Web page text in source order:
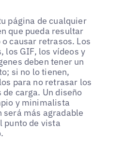
página de cualquier
que pueda resultar
causar retrasos. Los
los GIF, los vídeos y
deben tener un
si no lo tienen,
para no retrasar los
carga. Un diseño
y minimalista
será más agradable
punto de vista